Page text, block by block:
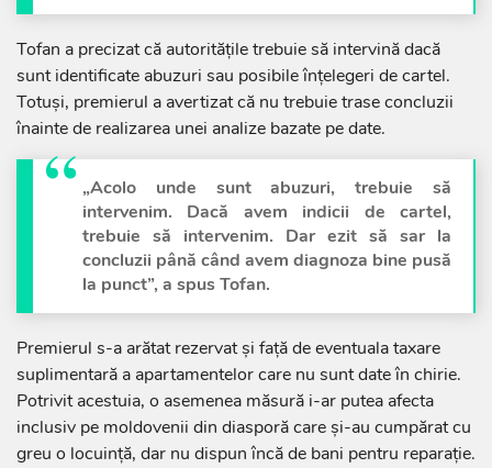
Tofan a precizat că autoritățile trebuie să intervină dacă
sunt identificate abuzuri sau posibile înțelegeri de cartel.
Totuși, premierul a avertizat că nu trebuie trase concluzii
înainte de realizarea unei analize bazate pe date.
„Acolo unde sunt abuzuri, trebuie să
intervenim. Dacă avem indicii de cartel,
trebuie să intervenim. Dar ezit să sar la
concluzii până când avem diagnoza bine pusă
la punct”, a spus Tofan.
Premierul s-a arătat rezervat și față de eventuala taxare
suplimentară a apartamentelor care nu sunt date în chirie.
Potrivit acestuia, o asemenea măsură i-ar putea afecta
inclusiv pe moldovenii din diasporă care și-au cumpărat cu
greu o locuință, dar nu dispun încă de bani pentru reparație.